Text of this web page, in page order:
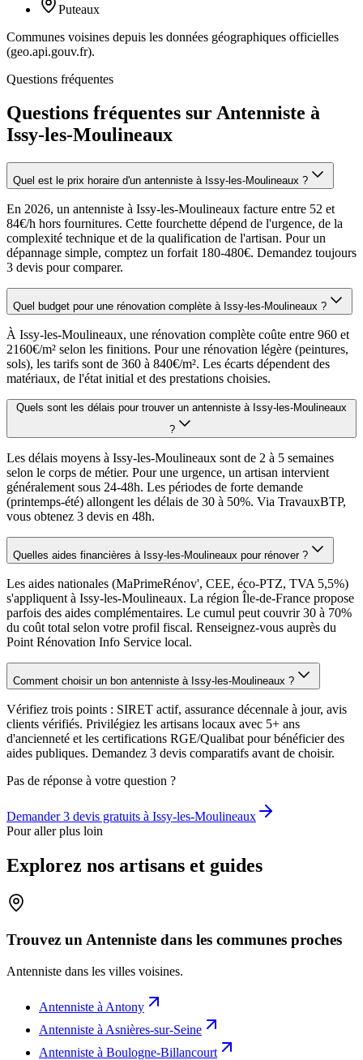
Puteaux
Communes voisines depuis les données géographiques officielles
(geo.api.gouv.fr).
Questions fréquentes
Questions fréquentes sur Antenniste à
Issy-les-Moulineaux
Quel est le prix horaire d'un antenniste à Issy-les-Moulineaux ?
En 2026, un antenniste à Issy-les-Moulineaux facture entre 52 et
84€/h hors fournitures. Cette fourchette dépend de l'urgence, de la
complexité technique et de la qualification de l'artisan. Pour un
dépannage simple, comptez un forfait 180-480€. Demandez toujours
3 devis pour comparer.
Quel budget pour une rénovation complète à Issy-les-Moulineaux ?
À Issy-les-Moulineaux, une rénovation complète coûte entre 960 et
2160€/m² selon les finitions. Pour une rénovation légère (peintures,
sols), les tarifs sont de 360 à 840€/m². Les écarts dépendent des
matériaux, de l'état initial et des prestations choisies.
Quels sont les délais pour trouver un antenniste à Issy-les-Moulineaux
?
Les délais moyens à Issy-les-Moulineaux sont de 2 à 5 semaines
selon le corps de métier. Pour une urgence, un artisan intervient
généralement sous 24-48h. Les périodes de forte demande
(printemps-été) allongent les délais de 30 à 50%. Via TravauxBTP,
vous obtenez 3 devis en 48h.
Quelles aides financières à Issy-les-Moulineaux pour rénover ?
Les aides nationales (MaPrimeRénov', CEE, éco-PTZ, TVA 5,5%)
s'appliquent à Issy-les-Moulineaux. La région Île-de-France propose
parfois des aides complémentaires. Le cumul peut couvrir 30 à 70%
du coût total selon votre profil fiscal. Renseignez-vous auprès du
Point Rénovation Info Service local.
Comment choisir un bon antenniste à Issy-les-Moulineaux ?
Vérifiez trois points : SIRET actif, assurance décennale à jour, avis
clients vérifiés. Privilégiez les artisans locaux avec 5+ ans
d'ancienneté et les certifications RGE/Qualibat pour bénéficier des
aides publiques. Demandez 3 devis comparatifs avant de choisir.
Pas de réponse à votre question ?
Demander 3 devis gratuits à Issy-les-Moulineaux
Pour aller plus loin
Explorez nos artisans et guides
Trouvez un Antenniste dans les communes proches
Antenniste dans les villes voisines.
Antenniste à Antony
Antenniste à Asnières-sur-Seine
Antenniste à Boulogne-Billancourt